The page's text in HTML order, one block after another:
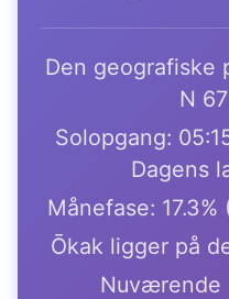
Den geografiske
N
Solopgang:
Dagens
Månefase:
Ōkak ligger på
Nuværende